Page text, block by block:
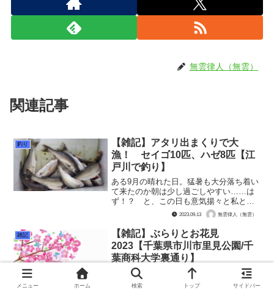
無雲律人（無雲）
関連記事
釣り
【雑記】アタリ出まくりで大
漁！ セイゴ10匹、ハゼ8匹【江
戸川で釣り】
ある9月の晴れた日。猛暑も大分落ち着い
て来たのか朝は少し過ごしやすい……は
ず！？ と、この日も意気揚々と私とお
いたんは江戸川へ向かいました。 学生
の登校時間に重ならないように4時半起き
で。少し寝坊はしましたが。5時半には家
を出て、コンビニに...
2023.09.13 無雲律人（無雲）
雑記
【雑記】ぶらりとお花見
2023【千葉県市川市里見公園/千
葉商科大学裏通り】
WBC侍ジャパンの活躍に沸きに沸いてい
た2023年3月21日（春分の日）ですが、
メニュー ホーム 検索 トップ サイドバー